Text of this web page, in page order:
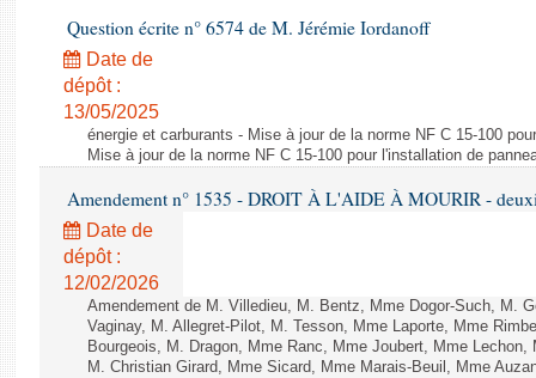
Question écrite n° 6574 de M. Jérémie Iordanoff
Date de
dépôt :
13/05/2025
énergie et carburants - Mise à jour de la norme NF C 15-100
Mise à jour de la norme NF C 15-100 pour l'installation de
Amendement n° 1535 - DROIT À L'AIDE À MOURIR -
Date de
dépôt :
12/02/2026
Amendement de M. Villedieu, M. Bentz, Mme Dogor-Such, M.
Vaginay, M. Allegret-Pilot, M. Tesson, Mme Laporte, Mme
Bourgeois, M. Dragon, Mme Ranc, Mme Joubert, Mme
M. Christian Girard, Mme Sicard, Mme Marais-Beuil, Mme